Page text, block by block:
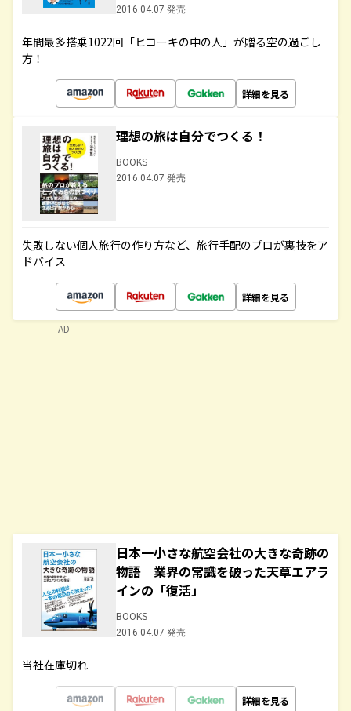
2016.04.07 発売
年間最多搭乗1022回「ヒコーキの中の人」が贈る空の過ごし
方！
詳細を見る
理想の旅は自分でつくる！
BOOKS
2016.04.07 発売
失敗しない個人旅行の作り方など、旅行手配のプロが裏技をア
ドバイス
詳細を見る
日本一小さな航空会社の大きな奇跡の
物語 業界の常識を破った天草エアラ
インの「復活」
BOOKS
2016.04.07 発売
当社在庫切れ
詳細を見る
AD